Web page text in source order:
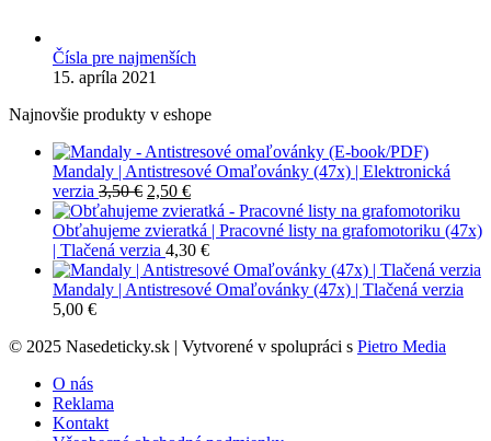
Čísla pre najmenších
15. apríla 2021
Najnovšie produkty v eshope
Mandaly | Antistresové Omaľovánky (47x) | Elektronická
verzia 3,50€ Pôvodná
cena
bola:
3,50 €.
2,50 €Aktuálna
cena
je:
2,50 €.
Obťahujeme zvieratká | Pracovné listy na grafomotoriku (47x)
| Tlačená verzia 4,30 €
Mandaly | Antistresové Omaľovánky (47x) | Tlačená verzia
5,00 €
© 2025 Nasedeticky.sk | Vytvorené v spolupráci s Pietro Media
O nás
Reklama
Kontakt